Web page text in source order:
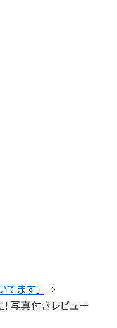
ます」
！写真付きレビュー